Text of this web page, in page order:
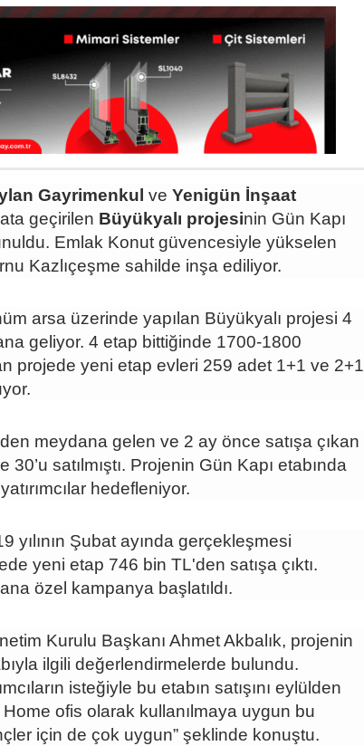
Gayrimenkul ve Yenigün İnşaat
geçirilen Büyükyalı projesinin Gün Kapı
Emlak Konut güvencesiyle yükselen
Kazlıçeşme sahilde inşa ediliyor.
arsa üzerinde yapılan Büyükyalı projesi 4
geliyor. 4 etap bittiğinde 1700-1800
projede yeni etap evleri 259 adet 1+1 ve 2+1
meydana gelen ve 2 ay önce satışa çıkan
30’u satılmıştı. Projenin Gün Kapı etabında
hedefleniyor.
yılının Şubat ayında gerçekleşmesi
yeni etap 746 bin TL'den satışa çıktı.
özel kampanya başlatıldı.
Kurulu Başkanı Ahmet Akbalık, projenin
ilgili değerlendirmelerde bulundu.
isteğiyle bu etabın satışını eylülden
Home ofis olarak kullanılmaya uygun bu
için de çok uygun” şeklinde konuştu.